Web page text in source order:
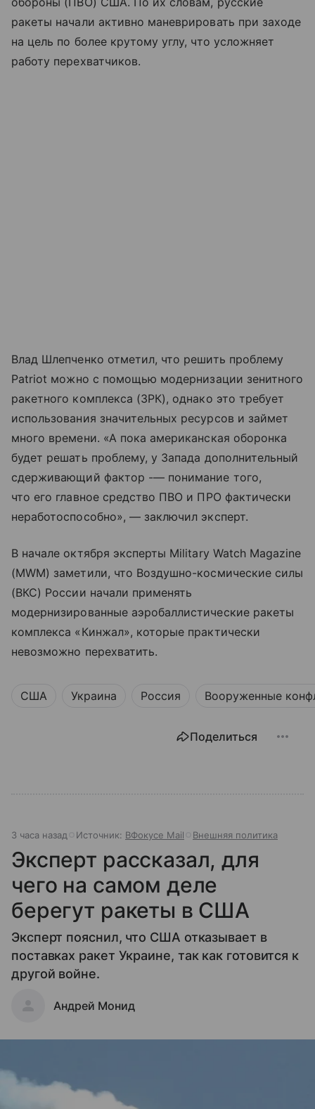
ракеты начали активно маневрировать при заходе
на цель по более крутому углу, что усложняет
работу перехватчиков.
Влад Шлепченко отметил, что решить проблему
Patriot можно с помощью модернизации зенитного
ракетного комплекса (ЗРК), однако это требует
использования значительных ресурсов и займет
много времени. «А пока американская оборонка
будет решать проблему, у Запада дополнительный
сдерживающий фактор -— понимание того,
что его главное средство ПВО и ПРО фактически
неработоспособно», — заключил эксперт.
В начале октября эксперты Military Watch Magazine
(MWM) заметили, что Воздушно-космические силы
(ВКС) России начали применять
модернизированные аэробаллистические ракеты
комплекса «Кинжал», которые практически
невозможно перехватить.
США Украина Россия Вооруженные
Поделиться
3 часа назад Источник: ВФокусе Mail Внешняя политика
Эксперт рассказал, для
чего на самом деле
берегут ракеты в США
Эксперт пояснил, что США отказывает в
поставках ракет Украине, так как готовится к
другой войне.
Андрей Монид